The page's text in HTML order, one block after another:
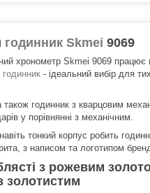
годинник Skmei 9069
хронометр Skmei 9069 працює
годинник - ідеальний вибір для
також годинник з кварцовим
у порівнянні з механічним.
тонкий корпус робить
з написом та логотипом
з рожевим
золотистим